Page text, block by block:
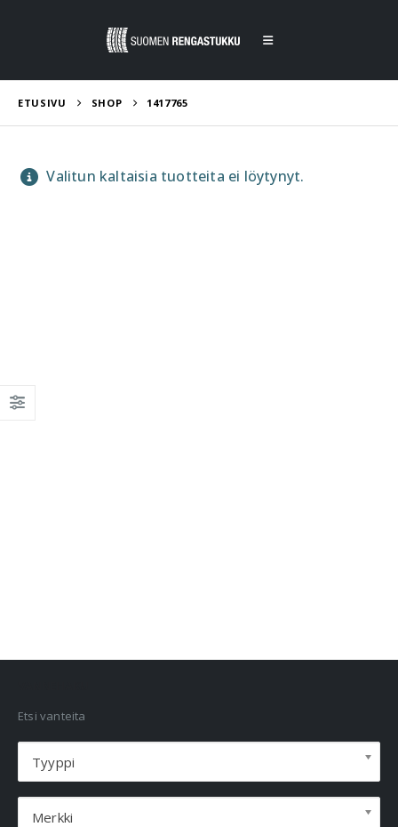
ETUSIVU SHOP 1417765
Valitun kaltaisia tuotteita ei löytynyt.
Etsi vanteita
Tyyppi
Merkki